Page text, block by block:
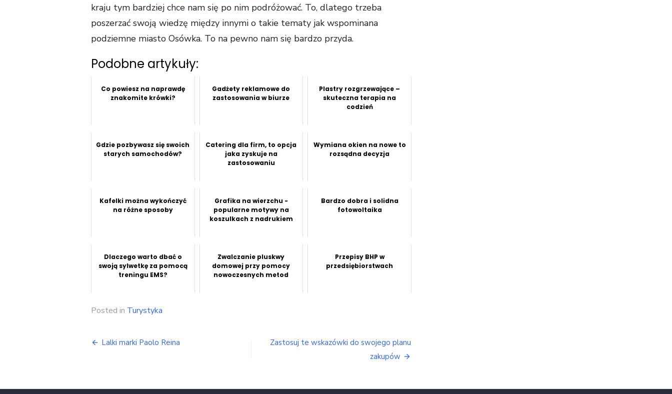
kraju tym bardziej chce nam się po nim podróżować. To, dlatego trzeba
poszerzać swoją wiedzę między innymi o takie tematy jak wspominana
podziemne miasto Osówka. To na pewno nam się bardzo przyda.
Podobne artykuły:
Co powiesz na naprawdę
znakomite krówki?
Gadżety reklamowe do
zastosowania w biurze
Plastry rozgrzewające –
skuteczna terapia na
codzień
Gdzie pozbywasz się swoich
starych samochodów?
Catering dla firm, to opcja
jaka zyskuje na
zastosowaniu
Wymiana okien na nowe to
rozsądna decyzja
Kafelki można wykończyć
na różne sposoby
Grafika na wierzchu -
popularne motywy na
koszulkach z nadrukiem
Bardzo dobra i solidna
fotowoltaika
Dlaczego warto dbać o
swoją sylwetkę za pomocą
treningu EMS?
Zwalczanie pluskwy
domowej przy pomocy
nowoczesnych metod
Przepisy BHP w
przedsiębiorstwach
Posted in Turystyka
Nawigacja
Lalki marki Paolo Reina
Zastosuj te wskazówki do swojego planu
zakupów